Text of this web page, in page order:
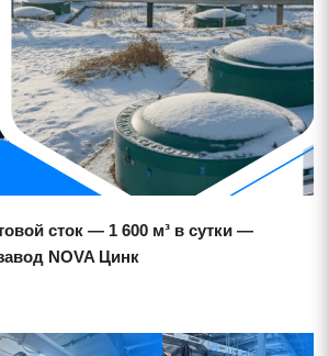
Смотреть проект
сток — 1 600 м³ в сутки —
NOVA Цинк